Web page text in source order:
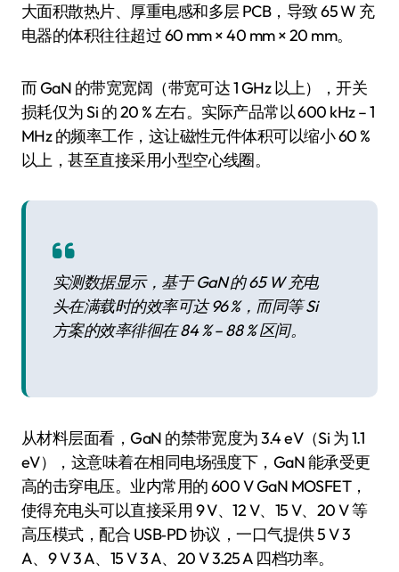
大面积散热片、厚重电感和多层 PCB，导致 65 W 充
电器的体积往往超过 60 mm × 40 mm × 20 mm。
而 GaN 的带宽宽阔（带宽可达 1 GHz 以上），开关
损耗仅为 Si 的 20 % 左右。实际产品常以 600 kHz – 1
MHz 的频率工作，这让磁性元件体积可以缩小 60 %
以上，甚至直接采用小型空心线圈。
实测数据显示，基于 GaN 的 65 W 充电
头在满载时的效率可达 96 %，而同等 Si
方案的效率徘徊在 84 % – 88 % 区间。
从材料层面看，GaN 的禁带宽度为 3.4 eV（Si 为 1.1
eV），这意味着在相同电场强度下，GaN 能承受更
高的击穿电压。业内常用的 600 V GaN MOSFET，
使得充电头可以直接采用 9 V、12 V、15 V、20 V 等
高压模式，配合 USB‑PD 协议，一口气提供 5 V 3
A、9 V 3 A、15 V 3 A、20 V 3.25 A 四档功率。